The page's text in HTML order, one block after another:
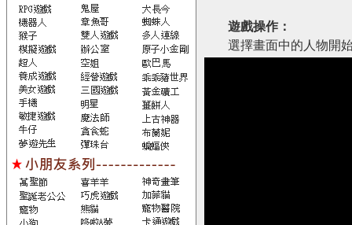
遊戲操作：
選擇畫面中的人物開